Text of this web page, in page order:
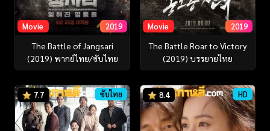
Movie 2019
The Battle of Jangsari
(2019) พากย์ไทย/ซับไทย
Movie 2019
The Battle Roar to Victory
(2019) บรรยายไทย
7.7 ซับไทย 8.4 HD